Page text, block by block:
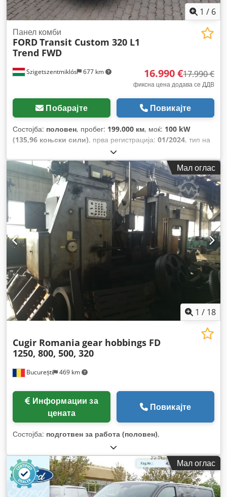
1 / 6
Szigetszentmiklós 677 km
Панел комби
FORDTransit Custom 320 L1
Trend FWD
16.990 €17.990 €
фиксна цена додава се ДДВ
Побарајте Повикајте
Состојба: половен, пробег: 199.000 км, моќ: 100 kW
(135,96 коњски сили), прва регистрација: 01/2024, тип на
, вкупна тежина:
(TÜV):01/2028, боја:бело, тип на пренос:механички,
емисиона класа:Еуро 6, број на седишта:3, должина на
товарниот простор:2.663 мм, ширина на товарниот
1.727 мм, висина на просторот за товарење:1.369
мм, Година на изградба:2023, Опрема:ABS, електронска
програма за стабилност (ESP), клима уред, филтер за
сажење, централно заклучување
Мал оглас
1 / 18
București 469 km
Cugir Romania gear hobbings FD
1250, 800, 500, 320
цената
Повикајте
Состојба: подготвен за работа (половен),
Мал оглас